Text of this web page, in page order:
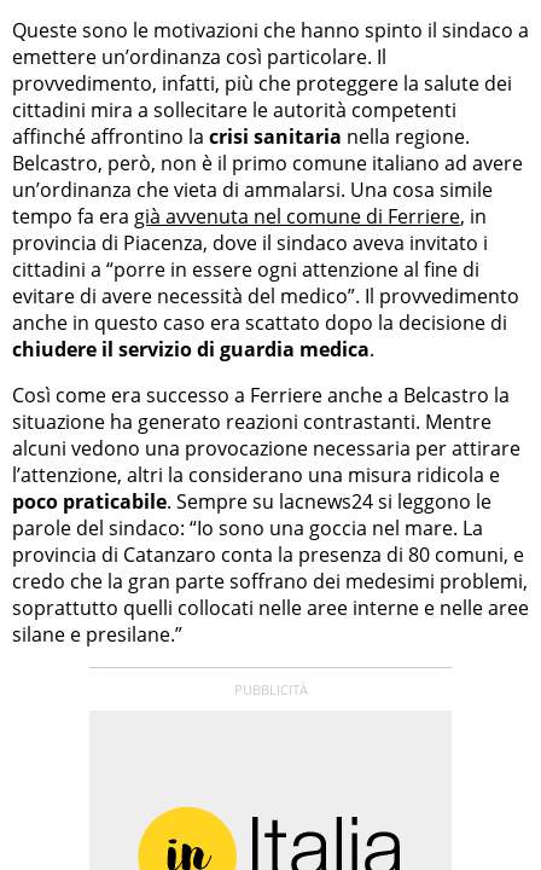
Queste sono le motivazioni che hanno spinto il sindaco a
emettere un’ordinanza così particolare. Il
provvedimento, infatti, più che proteggere la salute dei
cittadini mira a sollecitare le autorità competenti
affinché affrontino la crisi sanitaria nella regione.
Belcastro, però, non è il primo comune italiano ad avere
un’ordinanza che vieta di ammalarsi. Una cosa simile
tempo fa era già avvenuta nel comune di Ferriere, in
provincia di Piacenza, dove il sindaco aveva invitato i
cittadini a “porre in essere ogni attenzione al fine di
evitare di avere necessità del medico”. Il provvedimento
anche in questo caso era scattato dopo la decisione di
chiudere il servizio di guardia medica.
Così come era successo a Ferriere anche a Belcastro la
situazione ha generato reazioni contrastanti. Mentre
alcuni vedono una provocazione necessaria per attirare
l’attenzione, altri la considerano una misura ridicola e
poco praticabile. Sempre su lacnews24 si leggono le
parole del sindaco: “Io sono una goccia nel mare. La
provincia di Catanzaro conta la presenza di 80 comuni, e
credo che la gran parte soffrano dei medesimi problemi,
soprattutto quelli collocati nelle aree interne e nelle aree
silane e presilane.”